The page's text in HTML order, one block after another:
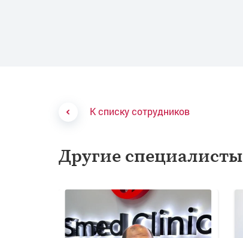
К списку сотрудников
Другие специалисты